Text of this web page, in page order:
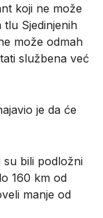
koji ne može
Sjedinjenih
može odmah
službena već
je da će
su bili podložni
160 km od
manje od